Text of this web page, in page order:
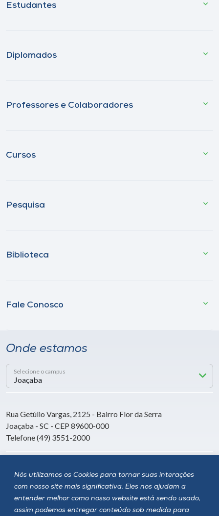
Nós utilizamos os Cookies para tornar suas interações
com nosso site mais significativa. Eles nos ajudam a
entender melhor como nosso website está sendo usado,
assim podemos entregar conteúdo sob medida para
Estudantes
Diplomados
Professores e Colaboradores
Cursos
Pesquisa
Biblioteca
Fale Conosco
Onde estamos
Selecione o campus
Rua Getúlio Vargas, 2125 - Bairro Flor da Serra
Joaçaba - SC - CEP 89600-000
Telefone (49) 3551-2000
Siga a Unoesc